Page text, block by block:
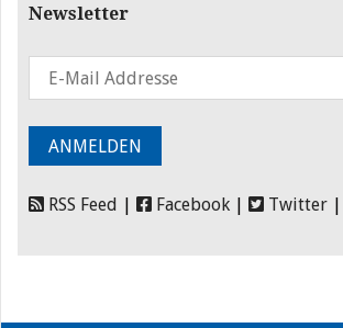
Newsletter
RSS Feed Facebook Twitter